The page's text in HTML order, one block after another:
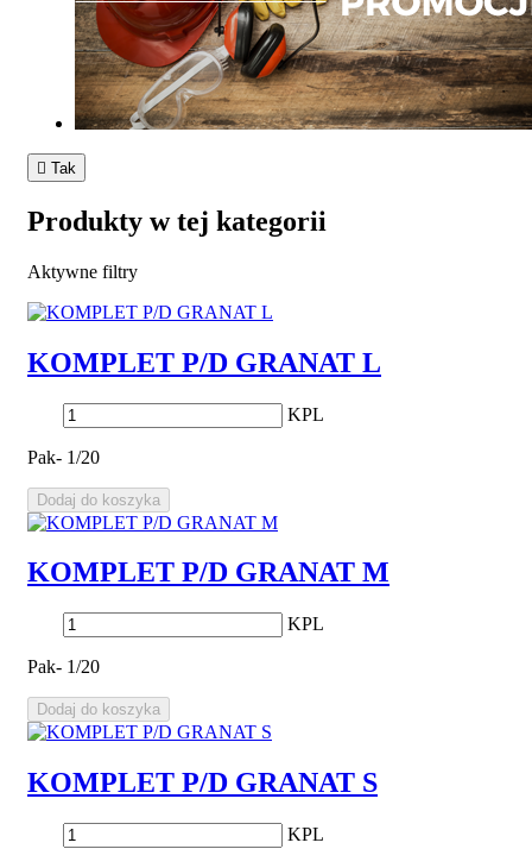
 Tak
Produkty w tej kategorii
Aktywne filtry
KOMPLET P/D GRANAT L
KPL
Pak- 1/20
Dodaj do koszyka
KOMPLET P/D GRANAT M
KPL
Pak- 1/20
Dodaj do koszyka
KOMPLET P/D GRANAT S
KPL